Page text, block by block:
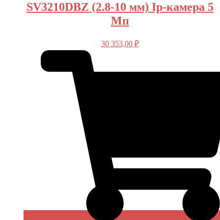
SV3210DBZ (2.8-10 мм) Ip-камера 5
Мп
30 353,00 ₽